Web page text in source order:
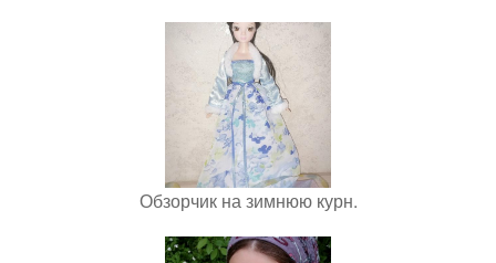
Обзорчик на зимнюю курн.